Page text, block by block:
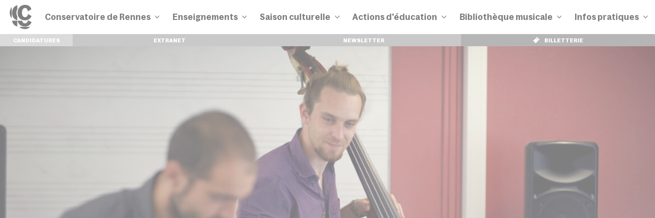
Conservatoire de Rennes Enseignements Saison culturelle Actions d'éducation Bibliothèque musicale Infos pratiques
CANDIDATURES EXTRANET NEWSLETTER BILLETTERIE